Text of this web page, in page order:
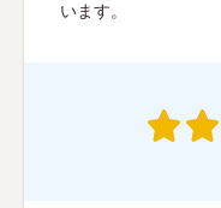
います。